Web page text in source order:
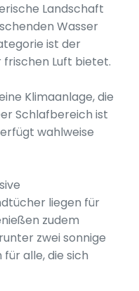
Landschaft
Wasser
ist der
frischen Luft bietet.
Klimaanlage, die
Schlafbereich ist
wahlweise
liegen für
zudem
zwei sonnige
alle, die sich